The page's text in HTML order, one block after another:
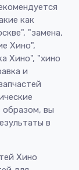
как
"замена,
Хино",
Хино", "хино
и
образом, вы
в
Хино